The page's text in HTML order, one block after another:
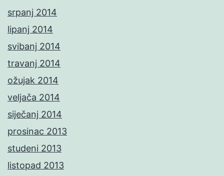
srpanj 2014
lipanj 2014
svibanj 2014
travanj 2014
ožujak 2014
veljača 2014
siječanj 2014
prosinac 2013
studeni 2013
listopad 2013